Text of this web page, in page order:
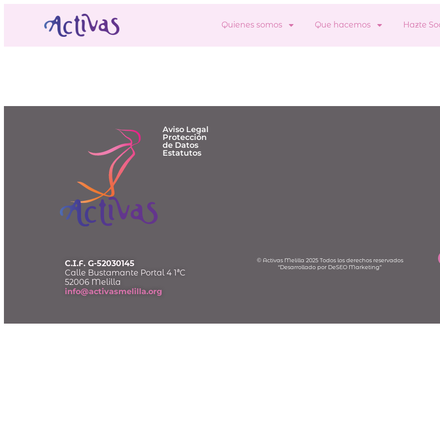
Quienes somos Que hacemos Hazte
Aviso Legal
Protección
de Datos
Estatutos
C.I.F. G-52030145
Calle Bustamante Portal 4 1ªC
52006 Melilla
info@activasmelilla.org
© Activas Melilla 2025 Todos los derechos reservados
“Desarrollado por DeSEO Marketing”